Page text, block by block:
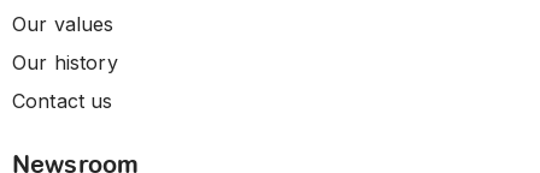
Our values
Our history
Contact us
Newsroom